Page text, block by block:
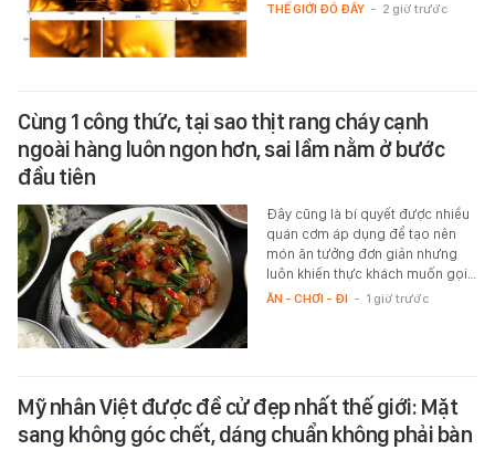
THẾ GIỚI ĐÓ ĐÂY - 2 giờ trước
Cùng 1 công thức, tại sao thịt rang cháy cạnh
ngoài hàng luôn ngon hơn, sai lầm nằm ở bước
đầu tiên
Đây cũng là bí quyết được nhiều
quán cơm áp dụng để tạo nên
món ăn tưởng đơn giản nhưng
luôn khiến thực khách muốn gọi…
ĂN - CHƠI - ĐI - 1 giờ trước
Mỹ nhân Việt được đề cử đẹp nhất thế giới: Mặt
sang không góc chết, dáng chuẩn không phải bàn